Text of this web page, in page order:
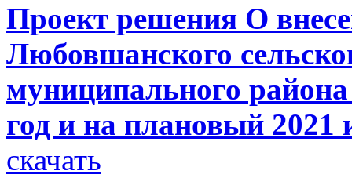
Проект решения О
Любовшанского
муниципального
год и на плановый 2021
скачать